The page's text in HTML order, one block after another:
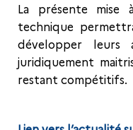
La présente mise
technique
développer leurs
juridiquement
restant compétitifs.